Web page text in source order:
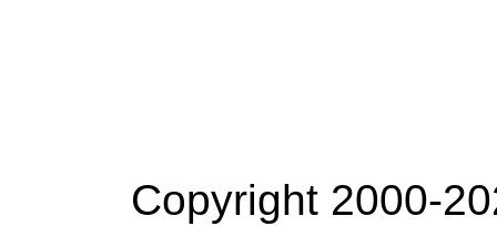
Copyright 2000-